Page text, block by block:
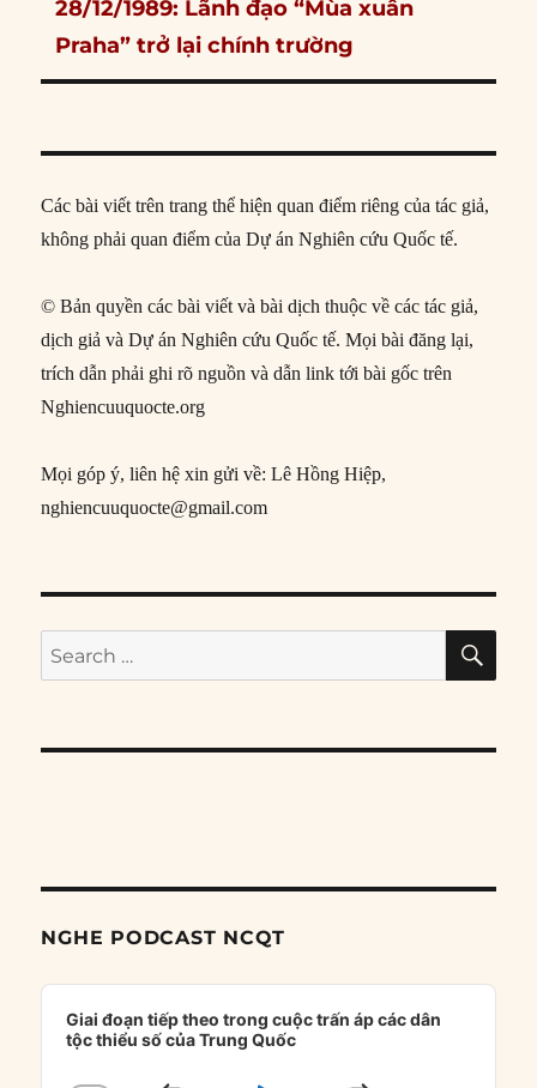
Next
post:
28/12/1989: Lãnh đạo “Mùa xuân
Praha” trở lại chính trường
Các bài viết trên trang thể hiện quan điểm riêng của tác giả,
không phải quan điểm của Dự án Nghiên cứu Quốc tế.
© Bản quyền các bài viết và bài dịch thuộc về các tác giả,
dịch giả và Dự án Nghiên cứu Quốc tế. Mọi bài đăng lại,
trích dẫn phải ghi rõ nguồn và dẫn link tới bài gốc trên
Nghiencuuquocte.org
Mọi góp ý, liên hệ xin gửi về: Lê Hồng Hiệp,
nghiencuuquocte@gmail.com
Search
for:
NGHE PODCAST NCQT
Audio
Player
Giai đoạn tiếp theo trong cuộc trấn áp các dân
tộc thiểu số của Trung Quốc